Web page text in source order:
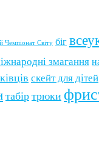
Чемпіонат Світу біг
змагання
скейт для дітей
табір трюки